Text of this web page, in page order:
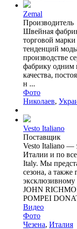
Zemal
Производитель
Швейная
торговой
тенденций
производстве
фабрику одним
качества,
н ...
Фото
Николаев,
Vesto Italiano
Поставщик
Vesto Italiano —
Италии и по
Italy. Мы
сезона, а
JOHN
POMPEI
Видео
Фото
Чезена, Италия